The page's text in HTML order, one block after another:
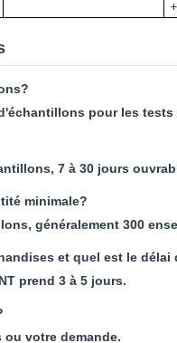
pour les
7 à 30 jours
minimale?
généralement 300
et quel est le délai
prend 3 à 5 jours.
votre demande.